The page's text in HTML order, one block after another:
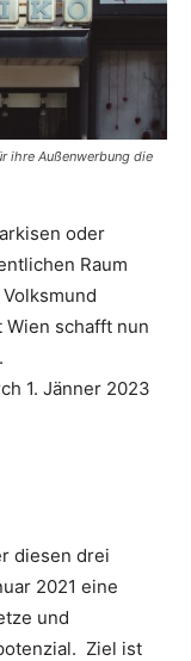
ihre Außenwerbung die
oder
Raum
Wien schafft nun
1. Jänner 2023
diesen drei
2021 eine
und
Ziel ist